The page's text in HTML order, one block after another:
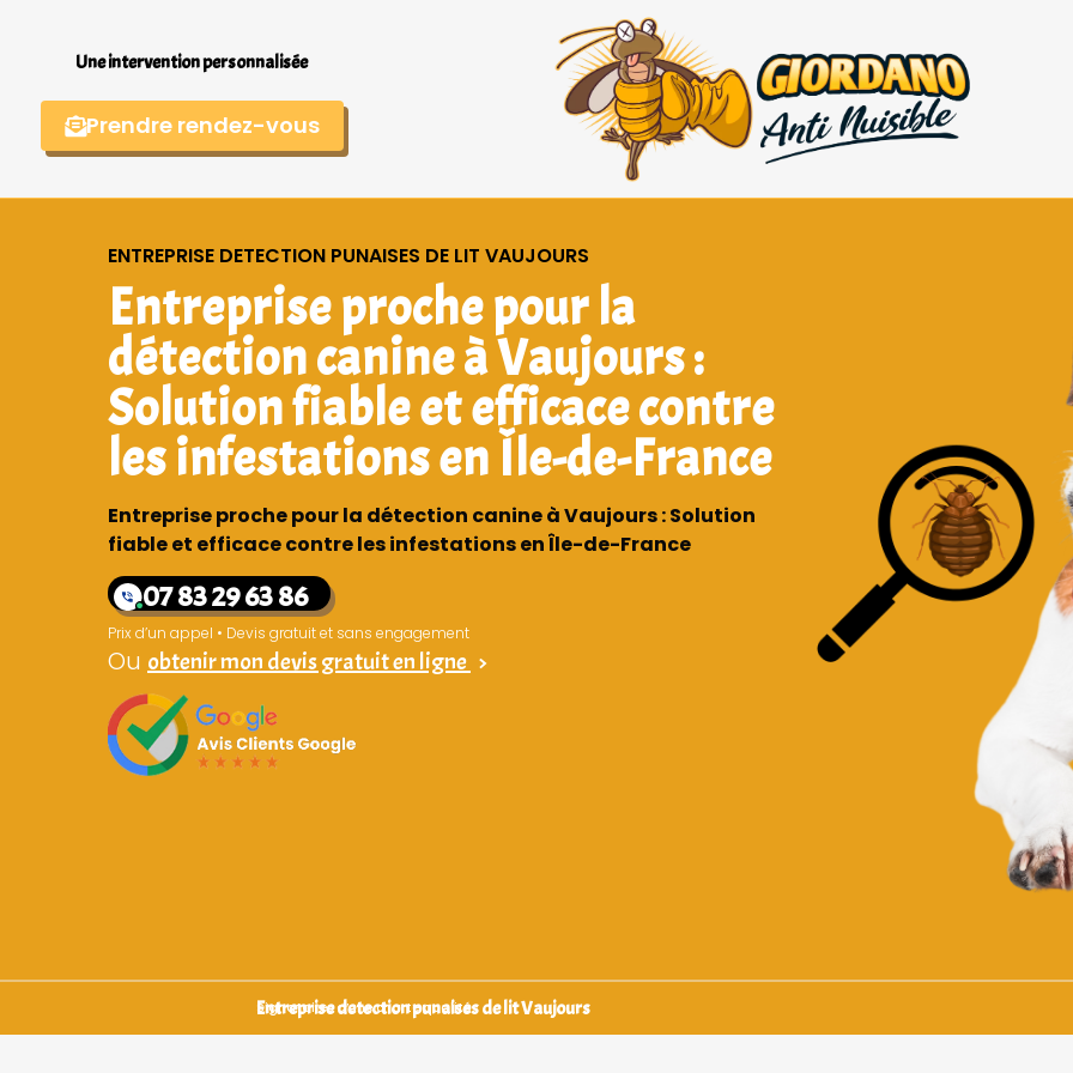
Une intervention personnalisée
Prendre rendez-vous
ENTREPRISE DETECTION PUNAISES DE LIT VAUJOURS
Entreprise proche pour la
détection canine à Vaujours :
Solution fiable et efficace contre
les infestations en Île-de-France
Entreprise proche pour la détection canine à Vaujours : Solution
fiable et efficace contre les infestations en Île-de-France
07 83 29 63 86
Prix d’un appel • Devis gratuit et sans engagement
Ou obtenir mon devis gratuit en ligne >
Entreprise detection punaises de lit Vaujours
Signataires d’une charte qualité